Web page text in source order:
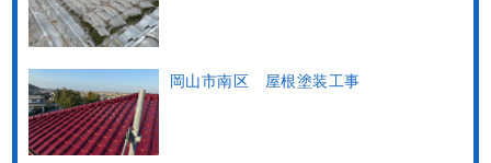
岡山市南区 屋根塗装工事